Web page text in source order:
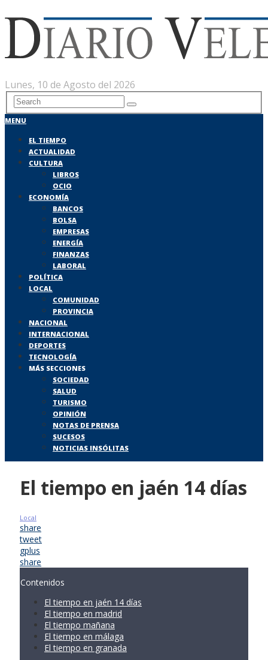
Lunes, 10 de Agosto del 2026
MENU
EL TIEMPO
ACTUALIDAD
CULTURA
LIBROS
OCIO
ECONOMÍA
BANCOS
BOLSA
EMPRESAS
ENERGÍA
FINANZAS
LABORAL
POLÍTICA
LOCAL
COMUNIDAD
PROVINCIA
NACIONAL
INTERNACIONAL
DEPORTES
TECNOLOGÍA
MÁS SECCIONES
SOCIEDAD
SALUD
TURISMO
OPINIÓN
NOTAS DE PRENSA
SUCESOS
NOTICIAS INSÓLITAS
El tiempo en jaén 14 días
Local
share
tweet
gplus
share
Contenidos
El tiempo en jaén 14 días
El tiempo en madrid
El tiempo mañana
El tiempo en málaga
El tiempo en granada